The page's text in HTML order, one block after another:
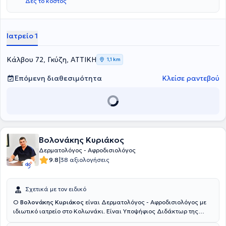
Αφροδισιολογία στο νοσοκομείο "Α. Συγγρός". Τέλος, διαθέτει
πολυετή κλινική εμπειρία και κατάρτιση.
Ιατρείο 1
Κάλβου 72, Γκύζη, ΑΤΤΙΚΗ 1,1 km
Επόμενη διαθεσιμότητα Κλείσε ραντεβού
Βολονάκης Κυριάκος
Δερματολόγος - Αφροδισιολόγος
9.8|38 αξιολογήσεις
Σχετικά με τον ειδικό
Ο Βολονάκης Κυριάκος είναι Δερματολόγος - Αφροδισιολόγος με
ιδιωτικό ιατρείο στο Κολωνάκι. Είναι Υποψήφιος Διδάκτωρ της